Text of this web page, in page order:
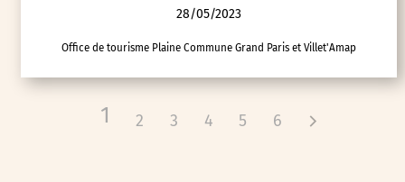
28/05/2023
Office de tourisme Plaine Commune Grand Paris et Villet'Amap
1 2 3 4 5 6